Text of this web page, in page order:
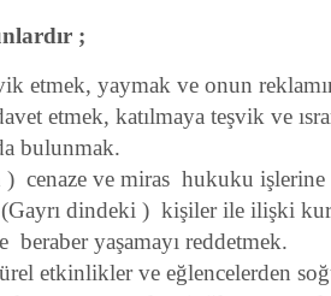
;
etmek, yaymak ve onun
etmek, katılmaya teşvik ve
bulunmak.
cenaze ve miras hukuku işlerine
dindeki ) kişiler ile ilişki
yaşamayı reddetmek.
etkinlikler ve eğlencelerden